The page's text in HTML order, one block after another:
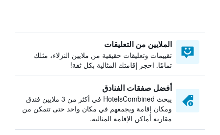
الملايين من التعليقات
تقييمات وتعليقات حقيقية من ملايين النزلاء، مثلك
تمامًا. احجز إقامتك المثالية بكل ثقة!
أفضل صفقات الفنادق
يبحث HotelsCombined في أكثر من 3 ملايين فندق
ومكان إقامة ويجمعهم في مكان واحد حتى تتمكن من
مقارنة أماكن الإقامة المثالية.